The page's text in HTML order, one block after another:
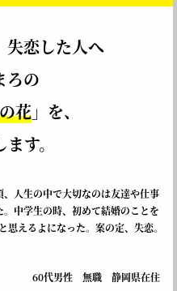
失恋した人へ
ろの
花」を、
す。
人生の中で大切なのは友達や仕事
中学生の時、初めて結婚のことを
えるよになった。案の定、失恋。
60代男性 無職 静岡県在住